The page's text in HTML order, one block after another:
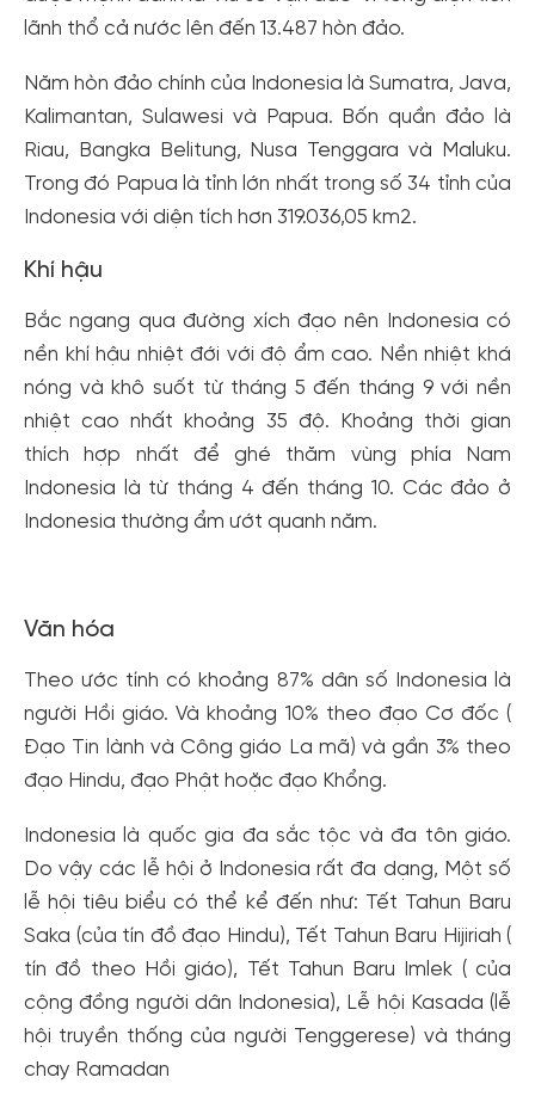
lãnh thổ cả nước lên đến 13.487 hòn đảo.
Năm hòn đảo chính của Indonesia là Sumatra, Java,
Kalimantan, Sulawesi và Papua. Bốn quần đảo là
Riau, Bangka Belitung, Nusa Tenggara và Maluku.
Trong đó Papua là tỉnh lớn nhất trong số 34 tỉnh của
Indonesia với diện tích hơn 319.036,05 km2.
Khí hậu
Bắc ngang qua đường xích đạo nên Indonesia có
nền khí hậu nhiệt đới với độ ẩm cao. Nền nhiệt khá
nóng và khô suốt từ tháng 5 đến tháng 9 với nền
nhiệt cao nhất khoảng 35 độ. Khoảng thời gian
thích hợp nhất để ghé thăm vùng phía Nam
Indonesia là từ tháng 4 đến tháng 10. Các đảo ở
Indonesia thường ẩm ướt quanh năm.
Văn hóa
Theo ước tính có khoảng 87% dân số Indonesia là
người Hồi giáo. Và khoảng 10% theo đạo Cơ đốc (
Đạo Tin lành và Công giáo La mã) và gần 3% theo
đạo Hindu, đạo Phật hoặc đạo Khổng.
Indonesia là quốc gia đa sắc tộc và đa tôn giáo.
Do vậy các lễ hội ở Indonesia rất đa dạng, Một số
lễ hội tiêu biểu có thể kể đến như: Tết Tahun Baru
Saka (của tín đồ đạo Hindu), Tết Tahun Baru Hijiriah (
tín đồ theo Hồi giáo), Tết Tahun Baru Imlek ( của
cộng đồng người dân Indonesia), Lễ hội Kasada (lễ
hội truyền thống của người Tenggerese) và tháng
chay Ramadan